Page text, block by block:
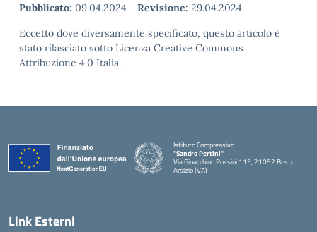
Pubblicato: 09.04.2024 - Revisione: 29.04.2024
Eccetto dove diversamente specificato, questo articolo è
stato rilasciato sotto Licenza Creative Commons
Attribuzione 4.0 Italia.
Istituto Comprensivo
"Sandro Pertini"
Via Gioacchino Rossini 115, 21052 Busto
Arsizio (VA)
Link Esterni